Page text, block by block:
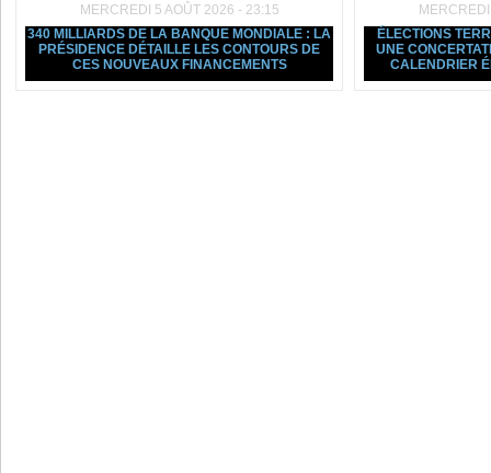
MERCREDI 5 AOÛT 2026 - 23:15
340 MILLIARDS DE LA BANQUE MONDIALE : LA
PRÉSIDENCE DÉTAILLE LES CONTOURS DE
CES NOUVEAUX FINANCEMENTS
ÉLECTIONS
UNE
CALENDRIER